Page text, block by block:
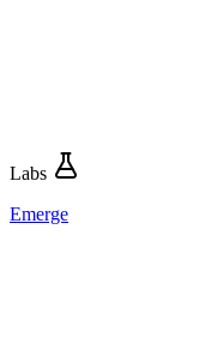
Labs
Emerge